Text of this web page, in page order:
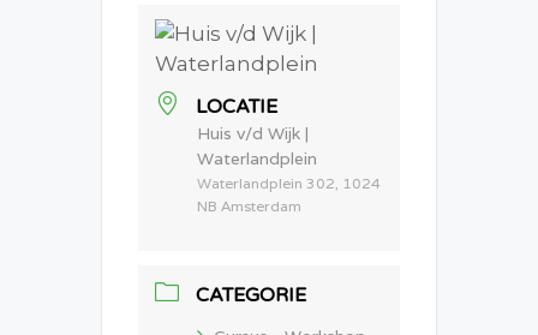
LOCATIE
Huis v/d Wijk |
Waterlandplein
Waterlandplein 302, 1024
NB Amsterdam
CATEGORIE